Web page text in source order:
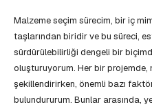
Malzeme seçim sürecim, bir iç
taşlarından biridir ve bu süreci,
sürdürülebilirliği dengeli bir
oluşturuyorum. Her bir projemde,
şekillendirirken, önemli bazı
bulundururum. Bunlar arasında,